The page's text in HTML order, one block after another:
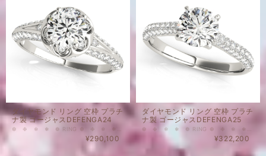
ダイヤモンド リング 空枠 プラチ
ナ製 ゴージャスDEFENGA24
¥290,100
ダイヤモンド リング 空枠 プラチ
ナ製 ゴージャスDEFENGA25
¥322,200